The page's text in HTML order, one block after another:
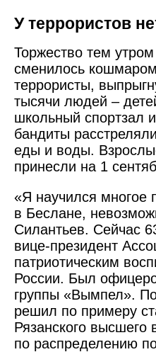
У террористов
Торжество тем
сменилось
террористы,
тысячи людей –
школьный спортзал
бандиты
еды и воды.
принесли на 1
«Я научился многое
в Беслане,
Силантьев. Сейчас
вице-президент
патрио­тическим
России. Был
группы «Вымпел».
решил по примеру
Рязанского высшего
по распределению